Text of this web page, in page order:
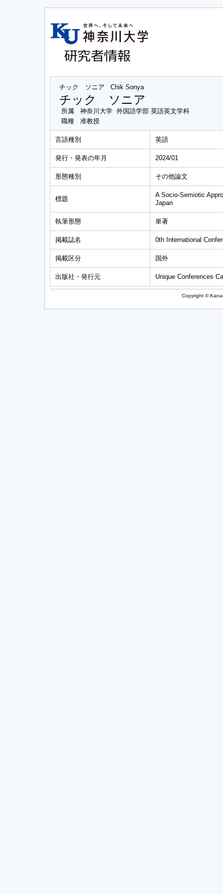
チック ソニア Chik Sonya
チック ソニア
所属
神奈川大学 外国語学部 英語英文学科
職種
准教授
言語種別 英語
発行・発表の年月 2024/01
形態種別 その他論文
標題
A Socio-Semiotic
Japan
執筆形態 単著
掲載誌名 0th International
掲載区分 国外
出版社・発行元 Unique Conferences
Copyright ©